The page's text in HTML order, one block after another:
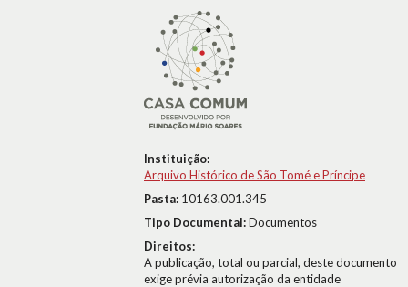
Instituição:
Arquivo Histórico de São Tomé e Príncipe
Pasta: 10163.001.345
Tipo Documental:Documentos
Direitos:
A publicação, total ou parcial, deste documento
exige prévia autorização da entidade